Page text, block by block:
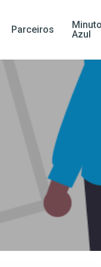
Parceiros
Minuto
Azul